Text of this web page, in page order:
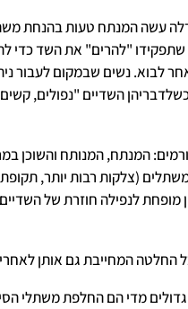
עשה המנתח טעות בהנחת
"להרים" את השד כדי
לבוא. נשים שבמקום לעבור
השדיים "נפולים,
המנתח, המנותח והשוכן
(צלקות רבות יותר,
מופחת לנפילה חוזרת של
החלטה המחייבת גם אותן
מדי הם החלפת משתלי